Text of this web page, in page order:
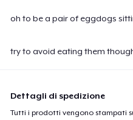
oh to be a pair of eggdogs
try to avoid eating them
Dettagli di spedizione
Tutti i prodotti vengono stampati